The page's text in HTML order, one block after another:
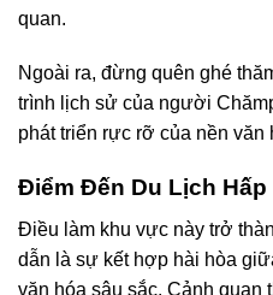
quan.
Ngoài ra, đừng quên ghé
trình lịch sử của người
phát triển rực rỡ của nền văn
Điểm Đến Du Lịch Hấp
Điều làm khu vực này trở
dẫn là sự kết hợp hài hòa
văn hóa sâu sắc. Cảnh quan